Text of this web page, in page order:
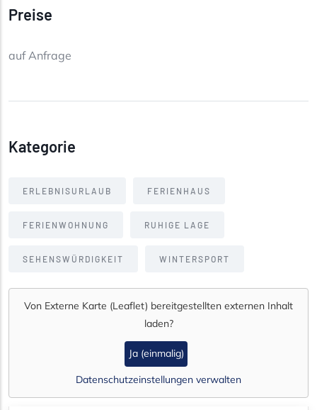
Preise
auf Anfrage
Kategorie
ERLEBNISURLAUB FERIENHAUS
FERIENWOHNUNG RUHIGE LAGE
SEHENSWÜRDIGKEIT WINTERSPORT
Von Externe Karte (Leaflet) bereitgestellten externen Inhalt
laden?
Ja (einmalig)
Datenschutzeinstellungen verwalten